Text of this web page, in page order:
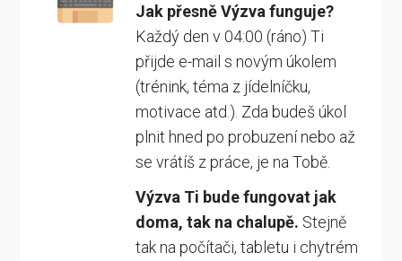
Jak přesně Výzva funguje?
Každý den v 04:00 (ráno) Ti
přijde e-mail s novým úkolem
(trénink, téma z jídelníčku,
motivace atd.). Zda budeš úkol
plnit hned po probuzení nebo až
se vrátíš z práce, je na Tobě.
Výzva Ti bude fungovat jak
doma, tak na chalupě. Stejně
tak na počítači, tabletu i chytrém